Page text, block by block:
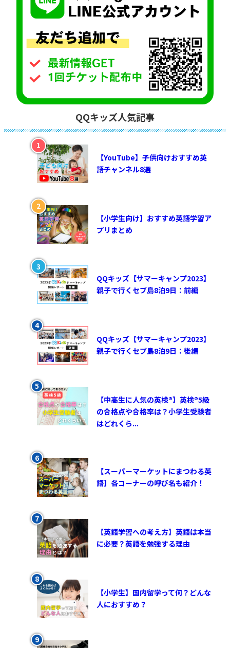
QQキッズ人気記事
【YouTube】子供向けおすすめ英
語チャンネル8選
【小学生向け】おすすめ英語学習ア
プリまとめ
QQキッズ【サマーキャンプ2023】
親子で行くセブ島8泊9日：前編
QQキッズ【サマーキャンプ2023】
親子で行くセブ島8泊9日：後編
【中高生に人気の英検®︎】英検®︎5級
の合格点や合格率は？小学生受験者
はどれくら...
【スーパーマーケットにまつわる英
語】各コーナーの呼び名も紹介！
【英語学習への考え方】英語は本当
に必要？英語を勉強する理由
【小学生】国内留学って何？どんな
人におすすめ？